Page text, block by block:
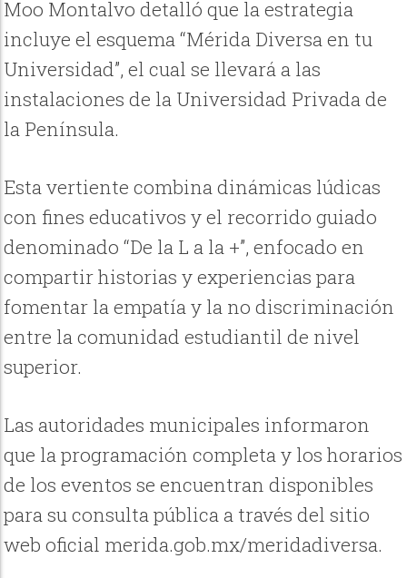
Moo Montalvo detalló que la estrategia
incluye el esquema “Mérida Diversa en tu
Universidad”, el cual se llevará a las
instalaciones de la Universidad Privada de
la Península.
Esta vertiente combina dinámicas lúdicas
con fines educativos y el recorrido guiado
denominado “De la L a la +”, enfocado en
compartir historias y experiencias para
fomentar la empatía y la no discriminación
entre la comunidad estudiantil de nivel
superior.
Las autoridades municipales informaron
que la programación completa y los horarios
de los eventos se encuentran disponibles
para su consulta pública a través del sitio
web oficial merida.gob.mx/meridadiversa.